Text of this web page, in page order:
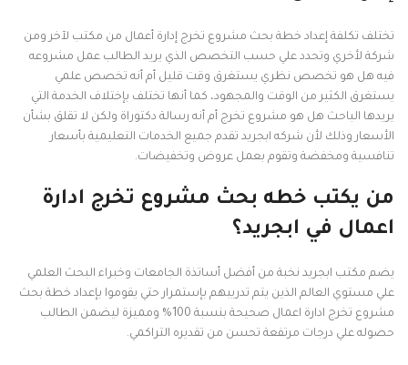
تختلف تكلفة إعداد خطة بحث مشروع تخرج إدارة أعمال من مكتب لآخر ومن
شركة لأخري وتحدد علي حسب التخصص الذي يريد الطالب عمل مشروعه
فيه هل هو تخصص نظري يستغرق وقت قليل أم أنه تخصص علمي
يستغرق الكثير من الوقت والمجهود، كما أنها تختلف بإختلاف الخدمة التي
يريدها الباحث هل هو مشروع تخرج أم أنه رسالة دكتوراة ولكن لا تقلق بشأن
الأسعار وذلك لأن شركه ابجريد تقدم جميع الخدمات التعليمية بأسعار
تنافسية ومخفضة وتقوم بعمل عروض وتخفيضات.
من يكتب خطه بحث مشروع تخرج ادارة
اعمال في ابجريد؟
يضم مكتب ابجريد نخبة من أفضل أساتذة الجامعات وخبراء البحث العلمي
علي مستوي العالم الذين يتم تدريبهم بإستمرار حتي يقوموا بإعداد خطة بحث
مشروع تخرج ادارة اعمال صحيحة بنسبة 100% ومميزة ليضمن الطالب
حصوله علي درجات مرتفعة تحسن من تقديره التراكمي.